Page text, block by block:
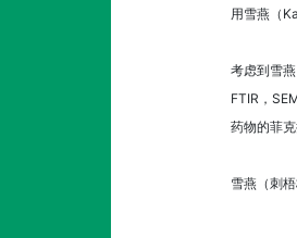
用雪燕（
考虑到雪
FTIR，
药物的菲
雪燕（刺